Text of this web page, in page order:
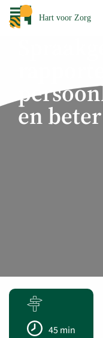
Hart voor Zorg
en beter
45 min